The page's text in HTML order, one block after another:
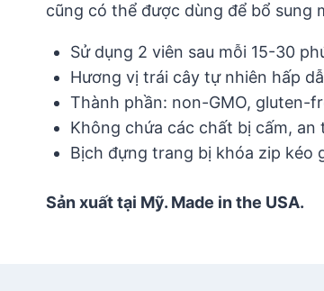
cũng có thể được dùng để bổ sung
Sử dụng 2 viên sau mỗi 15-30
Hương vị trái cây tự nhiên hấp
Thành phần: non-GMO, gluten-
Không chứa các chất bị cấm,
Bịch đựng trang bị khóa zip kéo
Sản xuất tại Mỹ. Made in the USA.